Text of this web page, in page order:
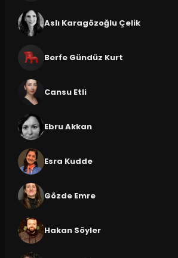
Aslı Karagözoğlu Çelik
Berfe Gündüz Kurt
Cansu Etli
Ebru Akkan
Esra Kudde
Gözde Emre
Hakan Söyler